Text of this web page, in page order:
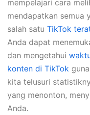
mempelajari cara
mendapatkan semua
salah satu TikTok
Anda dapat
dan mengetahui
konten di TikTok
kita telusuri
yang menonton,
Anda.